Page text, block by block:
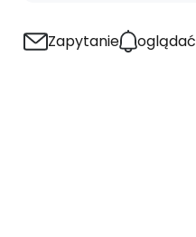
Zapytanie oglądać